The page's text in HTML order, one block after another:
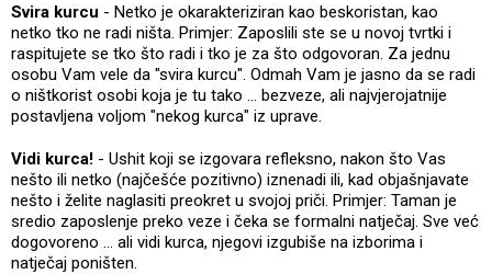
Svira kurcu - Netko je okarakteriziran kao beskoristan, kao
netko tko ne radi ništa. Primjer: Zaposlili ste se u novoj tvrtki i
raspitujete se tko što radi i tko je za što odgovoran. Za jednu
osobu Vam vele da "svira kurcu". Odmah Vam je jasno da se radi
o ništkorist osobi koja je tu tako ... bezveze, ali najvjerojatnije
postavljena voljom "nekog kurca" iz uprave.
Vidi kurca! - Ushit koji se izgovara refleksno, nakon što Vas
nešto ili netko (najčešće pozitivno) iznenadi ili, kad objašnjavate
nešto i želite naglasiti preokret u svojoj priči. Primjer: Taman je
sredio zaposlenje preko veze i čeka se formalni natječaj. Sve već
dogovoreno ... ali vidi kurca, njegovi izgubiše na izborima i
natječaj poništen.